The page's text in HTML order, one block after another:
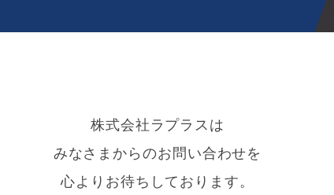
株式会社ラプラスは
みなさまからのお問い合わせを
心よりお待ちしております。